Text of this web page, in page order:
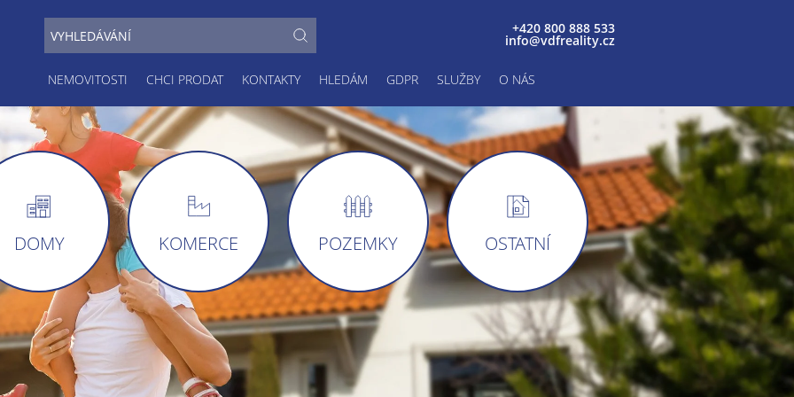
NEMOVITOSTI CHCI PRODAT KONTAKTY HLEDÁM GDPR SLUŽBY O NÁS
+420 800 888 533
info@vdfreality.cz
DOMY KOMERCE POZEMKY OSTATNÍ